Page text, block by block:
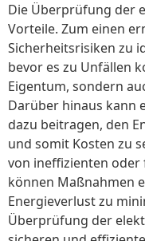
Die Überprüfung der
Vorteile. Zum einen
Sicherheitsrisiken zu
bevor es zu Unfällen
Eigentum, sondern
Darüber hinaus kann
dazu beitragen, den
und somit Kosten zu
von ineffizienten
können Maßnahmen
Energieverlust zu
Überprüfung der